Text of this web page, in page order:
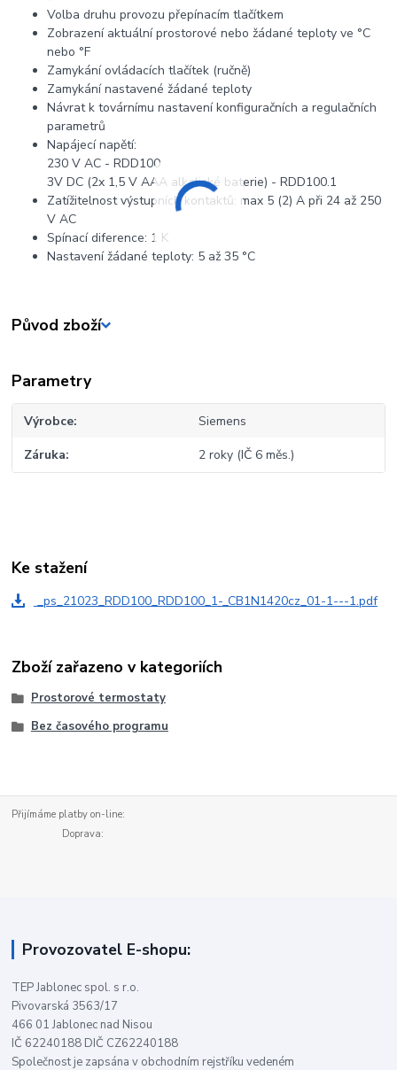
Volba druhu provozu přepínacím tlačítkem
Zobrazení aktuální prostorové nebo žádané teploty ve °C
nebo °F
Zamykání ovládacích tlačítek (ručně)
Zamykání nastavené žádané teploty
Návrat k továrnímu nastavení konfiguračních a regulačních
parametrů
Napájecí napětí:
230 V AC - RDD100
3V DC (2x 1,5 V AAA alkalické baterie) - RDD100.1
Zatížitelnost výstupních kontaktů: max 5 (2) A při 24 až 250
V AC
Spínací diference: 1 K
Nastavení žádané teploty: 5 až 35 °C
Původ zboží
Parametry
Výrobce Siemens
Záruka 2 roky (IČ 6 měs.)
Ke stažení
_ps_21023_RDD100_RDD100_1-_CB1N1420cz_01-1---1.pdf
Zboží zařazeno v kategoriích
Prostorové termostaty
Bez časového programu
Přijímáme platby on-line:
Doprava:
Provozovatel E-shopu:
TEP Jablonec spol. s r.o.
Pivovarská 3563/17
466 01 Jablonec nad Nisou
IČ 62240188 DIČ CZ62240188
Společnost je zapsána v obchodním rejstříku vedeném